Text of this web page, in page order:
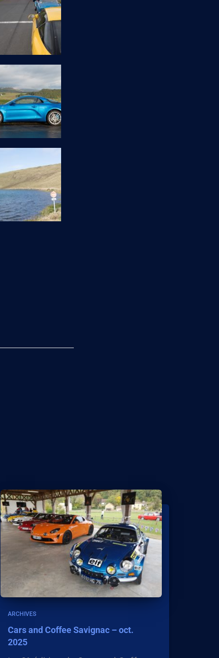
ARCHIVES
Cars and Coffee Savignac – oct.
2025